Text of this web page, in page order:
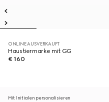
ONLINE AUSVERKAUFT
Haustiermarke mit GG
€ 160
Mit Initialen personalisieren